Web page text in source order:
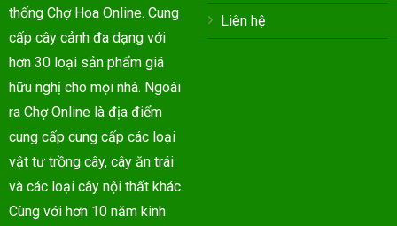
thống Chợ Hoa Online. Cung
cấp cây cảnh đa dạng với
hơn 30 loại sản phẩm giá
hữu nghị cho mọi nhà. Ngoài
ra Chợ Online là địa điểm
cung cấp cung cấp các loại
vật tư trồng cây, cây ăn trái
và các loại cây nội thất khác.
Cùng với hơn 10 năm kinh
Liên hệ